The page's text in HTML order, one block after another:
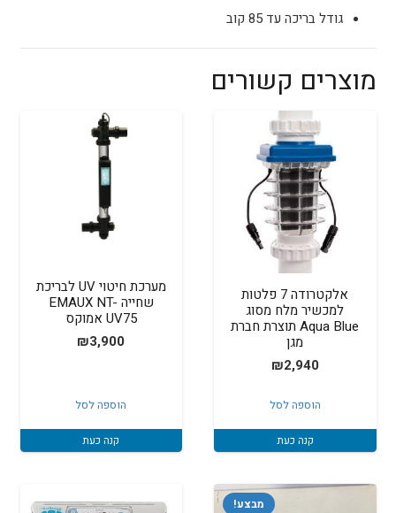
גודל בריכה עד 85 קוב
מוצרים קשורים
אלקטרודה 7 פלטות
למכשיר מלח מסוג
Aqua Blue תוצרת חברת
מגן
₪2,940
הוספה לסל
קנה כעת
מערכת חיטוי UV לבריכת
שחייה EMAUX NT-
UV75 אמוקס
₪3,900
הוספה לסל
קנה כעת
מבצע!